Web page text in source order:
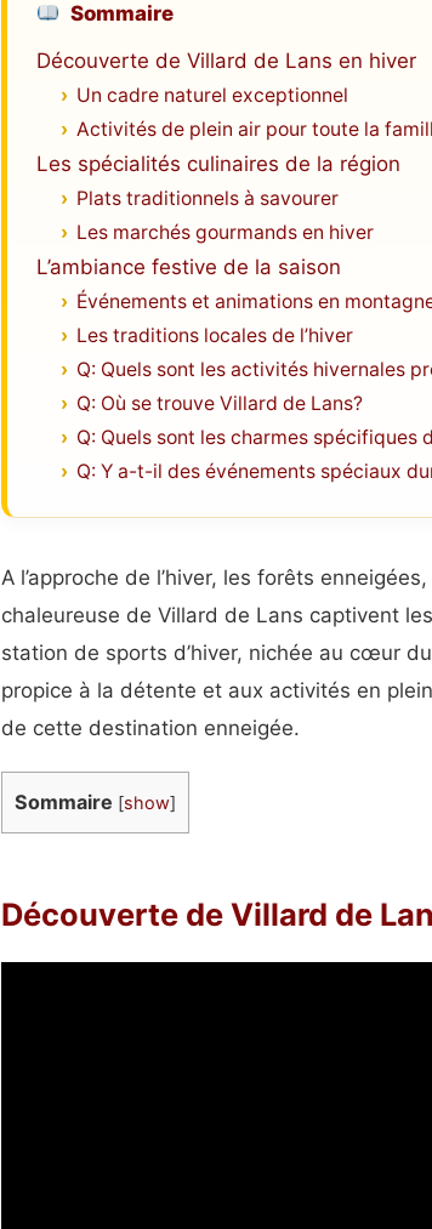
Sommaire
Découverte de Villard de Lans en hiver
Un cadre naturel exceptionnel
Activités de plein air pour toute la
Les spécialités culinaires de la région
Plats traditionnels à savourer
Les marchés gourmands en hiver
L’ambiance festive de la saison
Événements et animations en
Les traditions locales de l’hiver
Q: Quels sont les activités hivernales
Q: Où se trouve Villard de Lans?
Q: Quels sont les charmes spécifiques
Q: Y a-t-il des événements spéciaux
A l’approche de l’hiver, les forêts
chaleureuse de Villard de Lans captivent
station de sports d’hiver, nichée au cœur
propice à la détente et aux activités en
de cette destination enneigée.
Sommaire [show]
Découverte de Villard de